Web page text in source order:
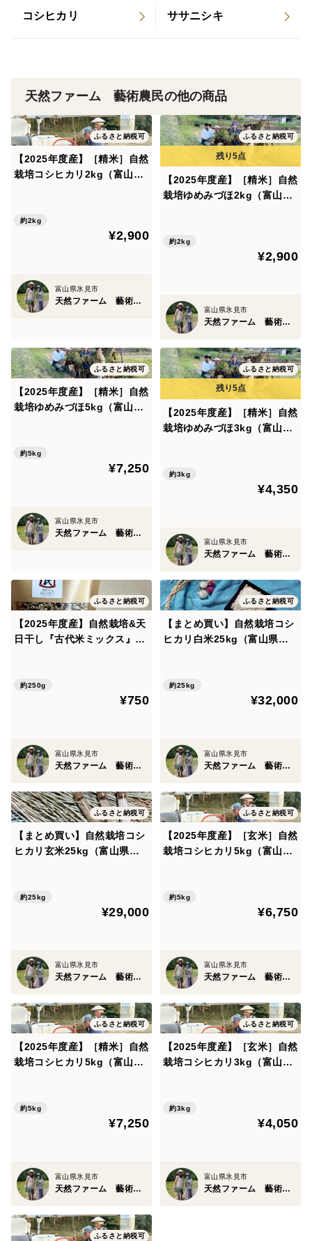
て口に広がるやさしい香り。しみじみとした旨みがあり
◾️全霊を傾けた”えこ贔屓”のお味を、朋だちのみなさまへ
頼ったのは、土の中の微生物、田んぼに生える草、そし
当方、まだまだ未熟な農民にて、試行錯誤ばかりです
が、それでも、地域の方々、仲間たち、そして自然の力
をお借りしながら、こうしてお米にすることができまし
た。ただただ、感謝するばかりです。
一般的に、自然栽培は、慣行栽培（通常の、農薬や除草
剤、化成肥料を使用する栽培方法）と比較すると、収量
が安定せず、手間も時間もかかります。
けれど、手間暇かける分、お米の味はどこかやさしく、
体にすっとなじむものになります。少なくとも、小生に
とっては、こよなく愛すべきお米になってくれていま
これはいち農民の、ただの”えこ贔屓”。
でも、その全霊を傾けた”えこ贔屓”のお味を、ぜひぜ
も、寛容的で交響する心で繋がれたら、それはもう、仲
間です）にも召し上がってもらえたらと思います！
・まずは炊きたての白ごはんで、香りと甘みをじっくり
・冷めても美味しいので、おにぎりやお弁当にも最適。
・五分づきや玄米なら、自然栽培米ならではのやわらか
な玄米の香りと滋味深さを楽しめます。
◾️選べる精米タイプ
・五分づき ― 栄養と軽やかさのちょうどいいバラン
ス。
・白米 ― つややかで優しい甘み、毎日のごはんに。
（内容量：2kg／3kg／5kg）
奏でますように。
【以下、ご了承ください！】
コシヒカリ ササニシキ
天然ファーム 藝術農民の他の商品
ふるさと納税可
【2025年度産】［精米］自然
栽培コシヒカリ2kg（富山県
約2kg
¥2,900
富山県氷見市
天然ファーム 藝術農民
ふるさと納税可
【2025年度産】［精米］自然
栽培ゆめみづほ2kg（富山県
約2kg
¥2,900
富山県氷見市
天然ファーム 藝術農民
ふるさと納税可
【2025年度産】［精米］自然
栽培ゆめみづほ5kg（富山県
約5kg
¥7,250
富山県氷見市
天然ファーム 藝術農民
ふるさと納税可
【2025年度産】［精米］自然
栽培ゆめみづほ3kg（富山県
約3kg
¥4,350
富山県氷見市
天然ファーム 藝術農民
ふるさと納税可
【2025年度産】自然栽培&天
日干し『古代米ミックス』
約250g
¥750
富山県氷見市
天然ファーム 藝術農民
ふるさと納税可
【まとめ買い】自然栽培コシ
ヒカリ白米25kg（富山県氷
約25kg
¥32,000
富山県氷見市
天然ファーム 藝術農民
ふるさと納税可
【まとめ買い】自然栽培コシ
ヒカリ玄米25kg（富山県氷
約25kg
¥29,000
富山県氷見市
天然ファーム 藝術農民
ふるさと納税可
【2025年度産】［玄米］自然
栽培コシヒカリ5kg（富山県
約5kg
¥6,750
富山県氷見市
天然ファーム 藝術農民
ふるさと納税可
【2025年度産】［精米］自然
栽培コシヒカリ5kg（富山県
約5kg
¥7,250
富山県氷見市
天然ファーム 藝術農民
ふるさと納税可
【2025年度産】［玄米］自然
栽培コシヒカリ3kg（富山県
約3kg
¥4,050
富山県氷見市
天然ファーム 藝術農民
ふるさと納税可